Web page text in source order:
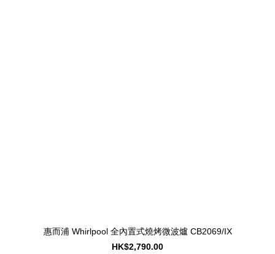
惠而浦 Whirlpool 全內置式燒烤微波爐 CB2069/IX
HK$2,790.00